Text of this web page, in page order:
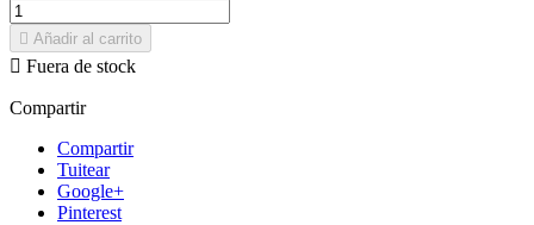
 Añadir al carrito
 Fuera de stock
Compartir
Compartir
Tuitear
Google+
Pinterest